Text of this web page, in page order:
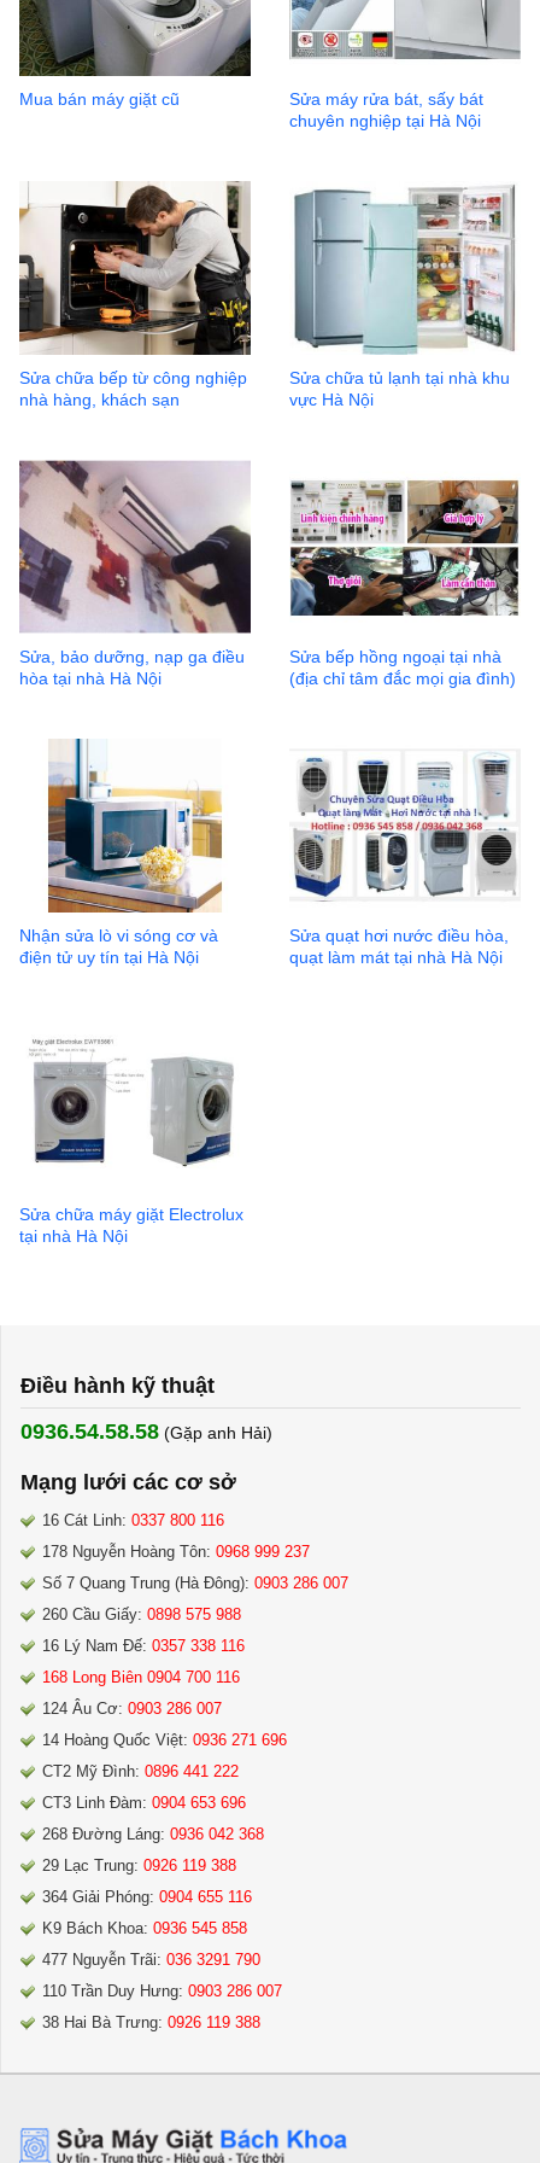
Mua bán máy giặt cũ
Sửa máy rửa bát, sấy bát
chuyên nghiệp tại Hà Nội
Sửa chữa bếp từ công nghiệp
nhà hàng, khách sạn
Sửa chữa tủ lạnh tại nhà khu
vực Hà Nội
Sửa, bảo dưỡng, nạp ga điều
hòa tại nhà Hà Nội
Sửa bếp hồng ngoại tại nhà
(địa chỉ tâm đắc mọi gia đình)
Nhận sửa lò vi sóng cơ và
điện tử uy tín tại Hà Nội
Sửa quạt hơi nước điều hòa,
quạt làm mát tại nhà Hà Nội
Sửa chữa máy giặt Electrolux
tại nhà Hà Nội
Điều hành kỹ thuật
0936.54.58.58 (Gặp anh Hải) ​
Mạng lưới các cơ sở
16 Cát Linh: 0337 800 116
178 Nguyễn Hoàng Tôn: 0968 999 237
Số 7 Quang Trung (Hà Đông): 0903 286 007
260 Cầu Giấy: 0898 575 988
16 Lý Nam Đế: 0357 338 116
168 Long Biên 0904 700 116
124 Âu Cơ: 0903 286 007
14 Hoàng Quốc Việt: 0936 271 696
CT2 Mỹ Đình: 0896 441 222
CT3 Linh Đàm: 0904 653 696
268 Đường Láng: 0936 042 368
29 Lạc Trung: 0926 119 388
364 Giải Phóng: 0904 655 116
K9 Bách Khoa: 0936 545 858
477 Nguyễn Trãi: 036 3291 790
110 Trần Duy Hưng: 0903 286 007
38 Hai Bà Trưng: 0926 119 388